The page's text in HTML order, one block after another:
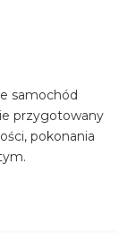
samochód
przygotowany
pokonania